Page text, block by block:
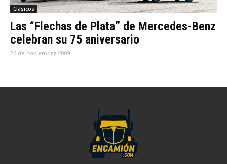
Clásicos
Las “Flechas de Plata” de Mercedes-Benz
celebran su 75 aniversario
26 de noviembre 2009